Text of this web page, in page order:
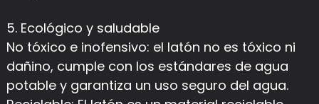
5. Ecológico y saludable
No tóxico e inofensivo: el latón no es tóxico ni
dañino, cumple con los estándares de agua
potable y garantiza un uso seguro del agua.